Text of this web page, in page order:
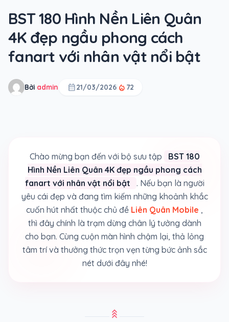
BST 180 Hình Nền Liên Quân
4K đẹp ngầu phong cách
fanart với nhân vật nổi bật
Bởi admin calendar_month21/03/2026 local_fire_department 72
Chào mừng bạn đến với bộ sưu tập
BST 180
Hình Nền Liên Quân 4K đẹp ngầu phong cách
fanart với nhân vật nổi bật
. Nếu bạn là người
yêu cái đẹp và đang tìm kiếm những khoảnh khắc
cuốn hút nhất thuộc chủ đề Liên Quân Mobile ,
thì đây chính là trạm dừng chân lý tưởng dành
cho bạn. Cùng cuộn màn hình chậm lại, thả lỏng
tâm trí và thưởng thức trọn vẹn từng bức ảnh sắc
nét dưới đây nhé!
stat_3